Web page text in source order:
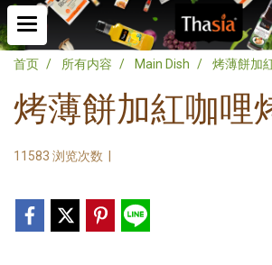
首页 所有内容 Main Dish 烤薄餅加
烤薄餅加紅咖哩
11583 浏览次数